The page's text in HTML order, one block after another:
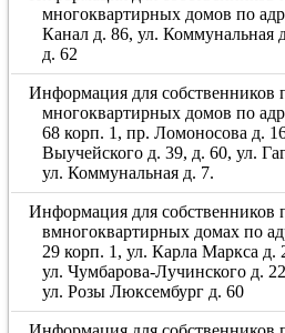
многоквартирных домов по
Канал д. 86, ул. Коммунальная
д. 62
Информация для собственников
многоквартирных домов по
68 корп. 1, пр. Ломоносова д.
Выучейского д. 39, д. 60, ул.
ул. Коммунальная д. 7.
Информация для собственников
вмногоквартирных домах по
29 корп. 1, ул. Карла Маркса д.
ул. Чумбарова-Лучинского д.
ул. Розы Люксембург д. 60